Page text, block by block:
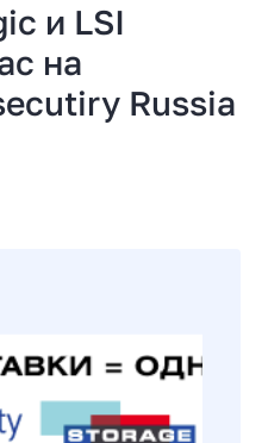
и LSI
на
Russia